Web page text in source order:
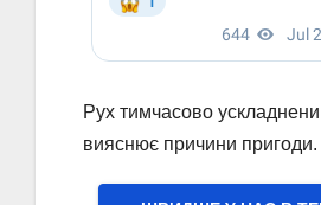
Рух тимчасово
вияснює причини пригоди.